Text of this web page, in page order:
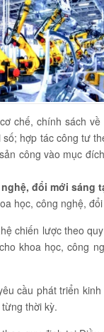
chế, chính sách
số; hợp tác công tư
công vào mục
đổi mới sáng
học, công nghệ,
chiến lược theo
khoa học, công
cầu phát triển
thời kỳ.